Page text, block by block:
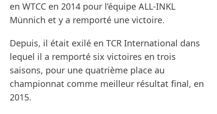
en WTCC en 2014 pour l’équipe ALL-INKL
Münnich et y a remporté une victoire.
Depuis, il était exilé en TCR International dans
lequel il a remporté six victoires en trois
saisons, pour une quatrième place au
championnat comme meilleur résultat final, en
2015.